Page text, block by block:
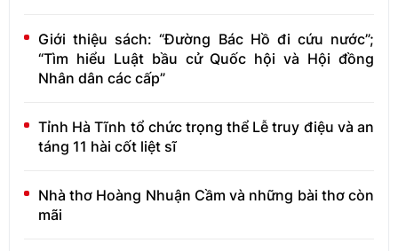
Giới thiệu sách: “Đường Bác Hồ đi cứu nước”;
“Tìm hiểu Luật bầu cử Quốc hội và Hội đồng
Nhân dân các cấp”
Tỉnh Hà Tĩnh tổ chức trọng thể Lễ truy điệu và an
táng 11 hài cốt liệt sĩ
Nhà thơ Hoàng Nhuận Cầm và những bài thơ còn
mãi